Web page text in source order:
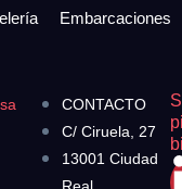
CONTACTO
C/ Ciruela, 27
13001 Ciudad
Real
Embarcaciones